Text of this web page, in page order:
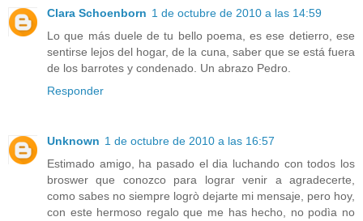
Clara Schoenborn 1 de octubre de 2010 a las 14:59
Lo que más duele de tu bello poema, es ese detierro, ese
sentirse lejos del hogar, de la cuna, saber que se está fuera
de los barrotes y condenado. Un abrazo Pedro.
Responder
Unknown 1 de octubre de 2010 a las 16:57
Estimado amigo, ha pasado el dia luchando con todos los
broswer que conozco para lograr venir a agradecerte,
como sabes no siempre logrò dejarte mi mensaje, pero hoy,
con este hermoso regalo que me has hecho, no podìa no